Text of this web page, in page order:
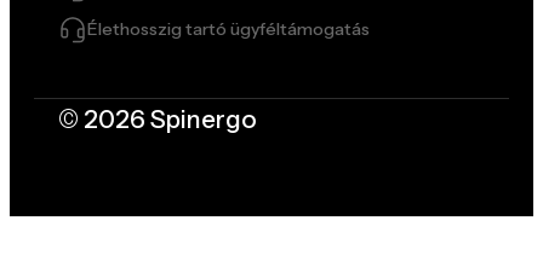
Élethosszig tartó ügyféltámogatás
© 2026 Spinergo